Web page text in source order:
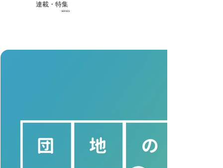
連載・特集
SERIES